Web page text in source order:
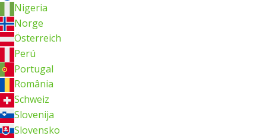
Nigeria
Norge
Österreich
Perú
Portugal
România
Schweiz
Slovenija
Slovensko